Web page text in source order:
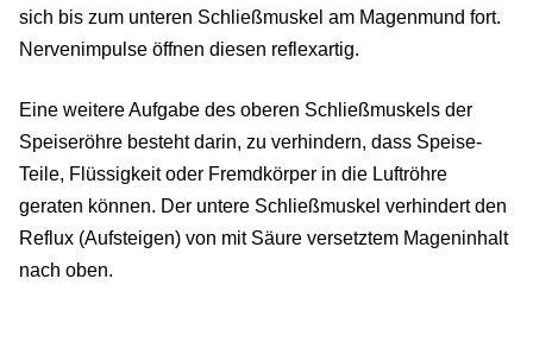
sich bis zum unteren Schließmuskel am Magenmund fort.
Nervenimpulse öffnen diesen reflexartig.
Eine weitere Aufgabe des oberen Schließmuskels der
Speiseröhre besteht darin, zu verhindern, dass Speise-
Teile, Flüssigkeit oder Fremdkörper in die Luftröhre
geraten können. Der untere Schließmuskel verhindert den
Reflux (Aufsteigen) von mit Säure versetztem Mageninhalt
nach oben.